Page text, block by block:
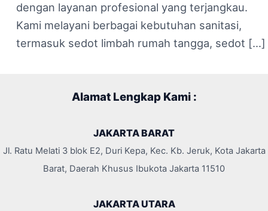
dengan layanan profesional yang terjangkau.
Kami melayani berbagai kebutuhan sanitasi,
termasuk sedot limbah rumah tangga, sedot […]
Alamat Lengkap Kami :
JAKARTA BARAT
Jl. Ratu Melati 3 blok E2, Duri Kepa, Kec. Kb. Jeruk, Kota Jakarta
Barat, Daerah Khusus Ibukota Jakarta 11510
JAKARTA UTARA